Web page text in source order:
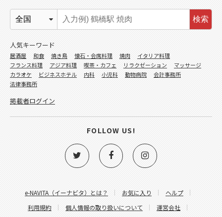
e-NAVITA（イーナビタ）とは？ お気に入り
ヘルプ
利用規約
個人情報の取り扱いについて 運営会社
検索
人気キーワード
居酒屋 和食 焼き鳥 懐石・会席料理 焼肉
イタリア料理
フランス料理
アジア料理 喫茶・カフェ リラクゼーション
マッサージ
カラオケ
ビジネスホテル 内科 小児科 動物病院
会計事務所
法律事務所
掲載者ログイン
FOLLOW US!